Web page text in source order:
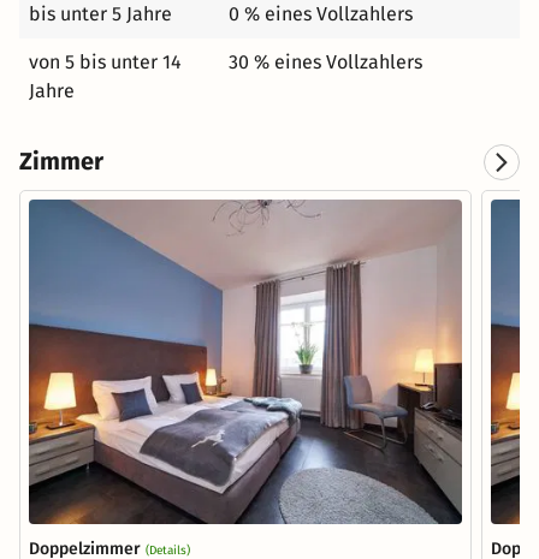
bis unter 5 Jahre 0 % eines Vollzahlers
von 5 bis unter 14
Jahre
30 % eines Vollzahlers
Zimmer
Doppelzimmer (Details)